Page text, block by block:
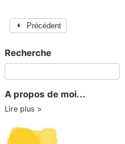
Précédent
Recherche
A propos de moi...
Lire plus